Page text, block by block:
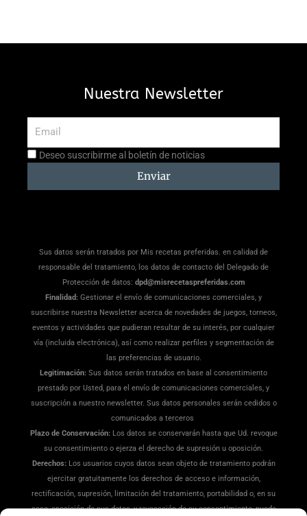
Nuestra Newsletter
Aceptación
Deseo suscribirme al boletín de noticias
Enviar
Sus datos serán tratados por Mis recetas preferidas. en calidad de
responsable del tratamiento, los datos de contacto del Delegado de
Protección de datos: dpd@misrecetaspreferidas.com
Finalidad: Gestionar el envío de comunicaciones comerciales, y
suscribirse nuestra Newsletter acerca de novedades de juegos, torneos,
eventos y actividades que pudieran resultar de su interés, por cualquier
vía (incluida electrónica), así como realizar perfiles y segmentación de
las preferencias de usuario.
Legitimación: Sus datos serán tratados en base al consentimiento
prestado por Usted, para el envío de comunicaciones comerciales, y
suscripción a nuestro newsletter. Sus datos personales serán cedidos o
comunicados a terceros
Plazo de Conservación: Los datos se conservarán hasta que Ud. revoque
su consentimiento o ejerza el derecho de supresión u oposición.
Derechos: Los usuarios cuyos datos sean objeto de tratamiento podrán
ejercitar gratuitamente los derechos de acceso e información,
rectificación, supresión, limitación del tratamiento, portabilidad o, en su
caso, oposición de sus datos, y revocación de su consentimiento, puede